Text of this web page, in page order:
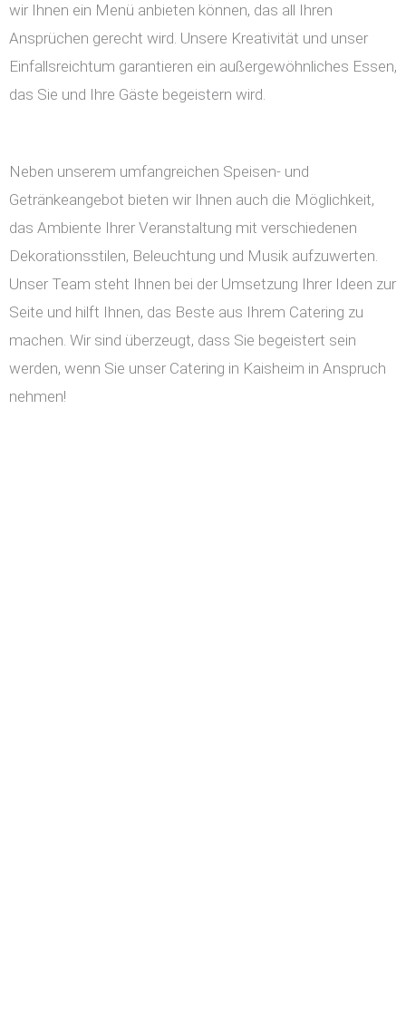
wir Ihnen ein Menü anbieten können, das all Ihren
Ansprüchen gerecht wird. Unsere Kreativität und unser
Einfallsreichtum garantieren ein außergewöhnliches Essen,
das Sie und Ihre Gäste begeistern wird.
Neben unserem umfangreichen Speisen- und
Getränkeangebot bieten wir Ihnen auch die Möglichkeit,
das Ambiente Ihrer Veranstaltung mit verschiedenen
Dekorationsstilen, Beleuchtung und Musik aufzuwerten.
Unser Team steht Ihnen bei der Umsetzung Ihrer Ideen zur
Seite und hilft Ihnen, das Beste aus Ihrem Catering zu
machen. Wir sind überzeugt, dass Sie begeistert sein
werden, wenn Sie unser Catering in Kaisheim in Anspruch
nehmen!